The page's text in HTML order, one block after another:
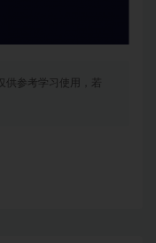
供参考学习使用，若